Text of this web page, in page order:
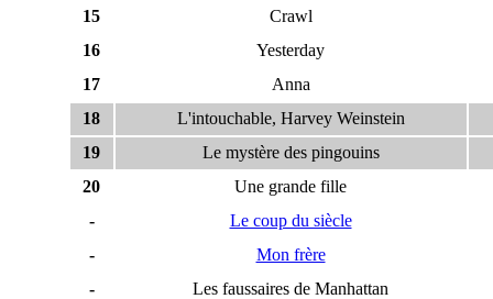
15
Crawl
16
Yesterday
17
Anna
18
L'intouchable, Harvey Weinstein
19
Le mystère des pingouins
20
Une grande fille
-
Le coup du siècle
-
Mon frère
-
Les faussaires de Manhattan